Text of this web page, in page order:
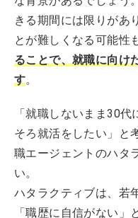
きる期間には限りがあ
とが難しくなる可能性
ることで、就職に向け
す。
「就職しないまま30
そろ就活をしたい」と
職エージェントのハタ
い。
ハタラクティブは、若
「職歴に自信がない